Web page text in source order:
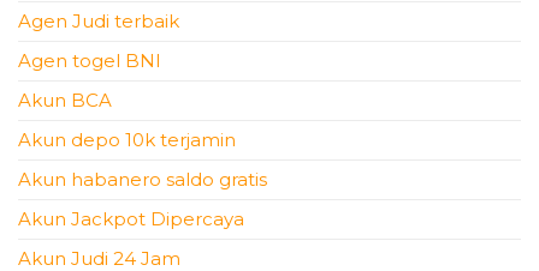
Agen Judi terbaik
Agen togel BNI
Akun BCA
Akun depo 10k terjamin
Akun habanero saldo gratis
Akun Jackpot Dipercaya
Akun Judi 24 Jam